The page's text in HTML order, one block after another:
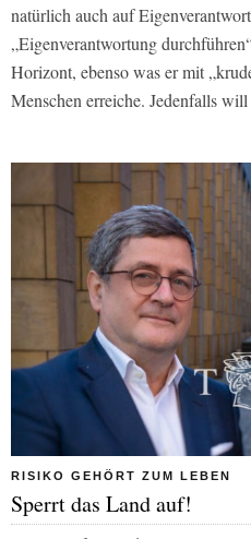
natürlich auch auf
„Eigenverantwortung
Horizont, ebenso was er mit
Menschen erreiche. Jedenfalls
RISIKO GEHÖRT ZUM LEBEN
Sperrt das Land auf!